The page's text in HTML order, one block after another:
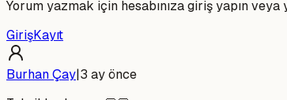
Yorum yazmak için hesabınıza giriş yapın
GirişKayıt
Burhan Çay|3 ay önce